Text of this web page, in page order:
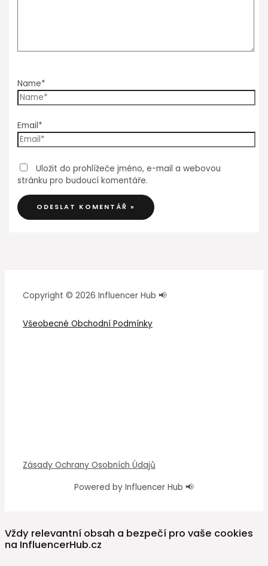
Name*
Email*
Uložit do prohlížeče jméno, e-mail a webovou
stránku pro budoucí komentáře.
Copyright © 2026 Influencer Hub 📢
Všeobecné Obchodní Podmínky
Zásady Ochrany Osobních Údajů
Powered by Influencer Hub 📢
Vždy relevantní obsah a bezpečí pro vaše cookies
na InfluencerHub.cz